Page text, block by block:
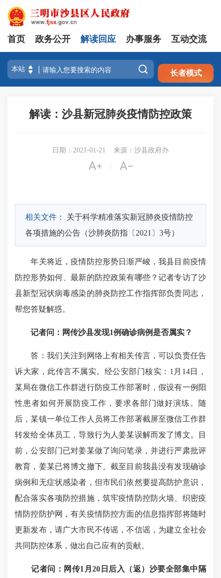
注册 登录
首页 政务公开 解读回应 办事服务 互动交流
 长者模式
解读：沙县新冠肺炎疫情防控政策
日期：2021-01-21 来源：沙县政府办
 
相关文件：
关于科学精准落实新冠肺炎疫情防控
各项措施的公告（沙肺炎防指〔2021〕3号）
年关将近，疫情防控形势日渐严峻，我县目前疫情
防控形势如何、最新的防控政策有哪些？记者专访了沙
县新型冠状病毒感染的肺炎防控工作指挥部负责同志，
帮您答疑解惑。
记者问：网传沙县发现1例确诊病例是否属实？
答：我们关注到网络上有相关传言，可以负责任告
诉大家，此传言不属实。经公安部门核实：1月14日，
某局在微信工作群进行防疫工作部署时，假设有一例阳
性患者如何开展防疫工作，要求各部门做好演练。随
后，某镇一单位工作人员将工作部署截屏至微信工作群
转发给全体员工，导致行为人姜某误解而发了博文。目
前，公安部门已对姜某做了询问笔录，并进行严肃批评
教育，姜某已将博文撤下。截至目前我县没有发现确诊
病例和无症状感染者，但市民们依然要提高防护意识，
配合落实各项防控措施，筑牢疫情防控防火墙、织密疫
情防控防护网，有关疫情防控方面的信息指挥部将随时
更新发布，请广大市民不传谣，不信谣，为建立全社会
共同防控体系，做出自己应有的贡献。
记者问： 网传1月20日后入（返）沙要全部集中隔